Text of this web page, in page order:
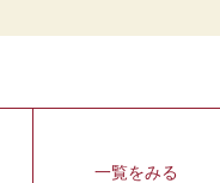
一覧をみる